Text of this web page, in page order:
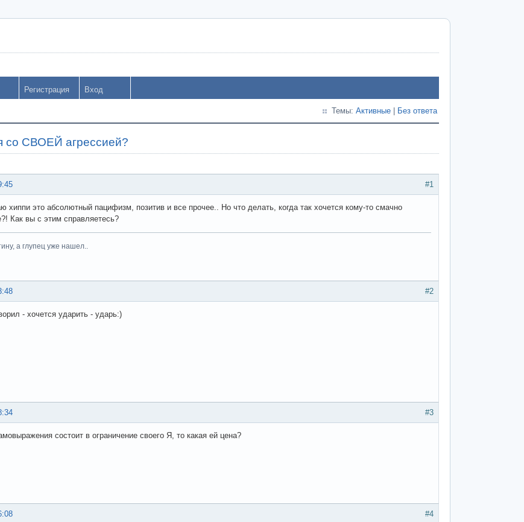
Регистрация Вход
Темы: Активные Без ответа
со СВОЕЙ агрессией?
#1
хиппи это абсолютный пацифизм, позитив и все прочее.. Но что делать, когда так хочется кому-то смачно
Как вы с этим справляетесь?
а глупец уже нашел..
#2
- хочется ударить - ударь:)
#3
состоит в ограничение своего Я, то какая ей цена?
#4